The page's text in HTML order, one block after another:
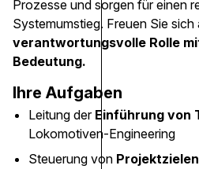
Prozesse und sorgen für einen
Systemumstieg. Freuen Sie sich
verantwortungsvolle Rolle
Bedeutung.
Ihre Aufgaben
Leitung der Einführung von
Lokomotiven-Engineering
Steuerung von